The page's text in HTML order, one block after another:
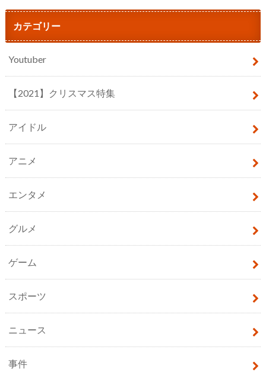
カテゴリー
Youtuber
【2021】クリスマス特集
アイドル
アニメ
エンタメ
グルメ
ゲーム
スポーツ
ニュース
事件